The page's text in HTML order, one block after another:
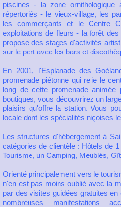
piscines - la zone ornithologique
répertoriés - le vieux-village, les
les commerçants et le Centre
exploitations de fleurs - la forêt
propose des stages d'activités
sur le port avec les bars et
En 2001, l'Esplanade des
promenade piétonne qui relie le
long de cette promenade
boutiques, vous découvrirez un
plaisirs qu'offre la station. Vous
locale dont les spécialités niçoises
Les structures d'hébergement à
catégories de clientèle : Hôtels de
Tourisme, un Camping, Meublés,
Orienté principalement vers le
n'en est pas moins oublié avec la
par des visites guidées gratuites
nombreuses manifestations